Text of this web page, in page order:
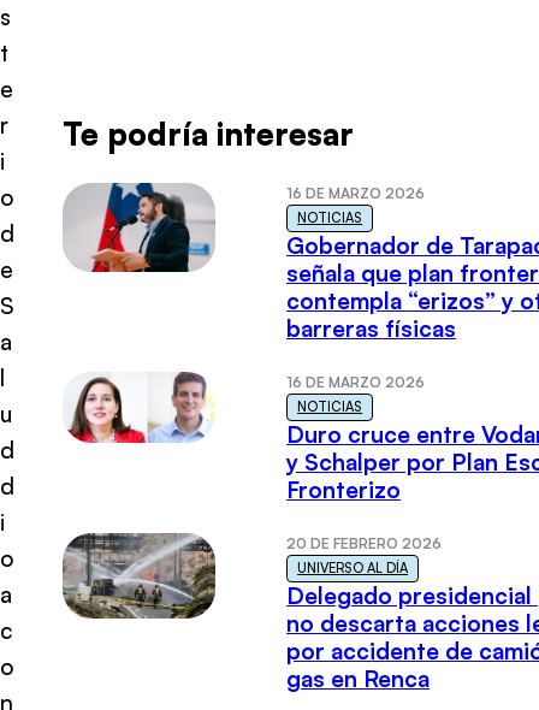
s
t
e
r
i
o
d
e
S
a
l
u
d
d
i
o
a
c
o
n
Te podría interesar
16 DE MARZO 2026
NOTICIAS
Gobernador de
señala que plan
contempla “erizos” y
barreras físicas
16 DE MARZO 2026
NOTICIAS
Duro cruce entre
y Schalper por Plan
Fronterizo
20 DE FEBRERO 2026
UNIVERSO AL DÍA
Delegado presidencial
no descarta acciones
por accidente de
gas en Renca